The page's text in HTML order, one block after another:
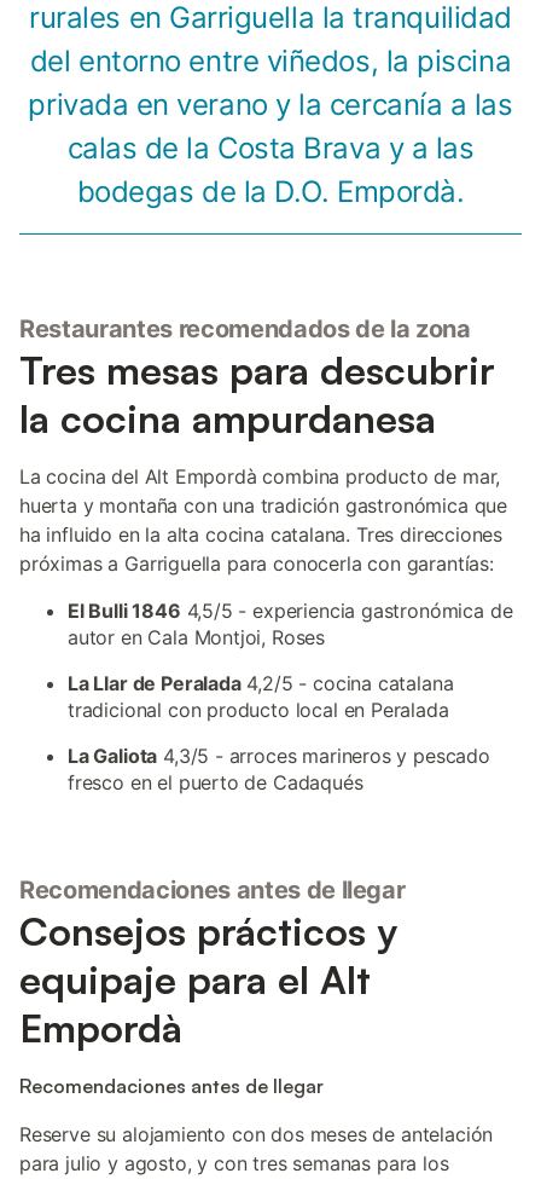
rurales en Garriguella la tranquilidad
del entorno entre viñedos, la piscina
privada en verano y la cercanía a las
calas de la Costa Brava y a las
bodegas de la D.O. Empordà.
Restaurantes recomendados de la zona
Tres mesas para descubrir
la cocina ampurdanesa
La cocina del Alt Empordà combina producto de mar,
huerta y montaña con una tradición gastronómica que
ha influido en la alta cocina catalana. Tres direcciones
próximas a Garriguella para conocerla con garantías:
El Bulli 1846 4,5/5 - experiencia gastronómica de
autor en Cala Montjoi, Roses
La Llar de Peralada4,2/5 - cocina catalana
tradicional con producto local en Peralada
La Galiota 4,3/5 - arroces marineros y pescado
fresco en el puerto de Cadaqués
Recomendaciones antes de llegar
Consejos prácticos y
equipaje para el Alt
Empordà
Recomendaciones antes de llegar
Reserve su alojamiento con dos meses de antelación
para julio y agosto, y con tres semanas para los